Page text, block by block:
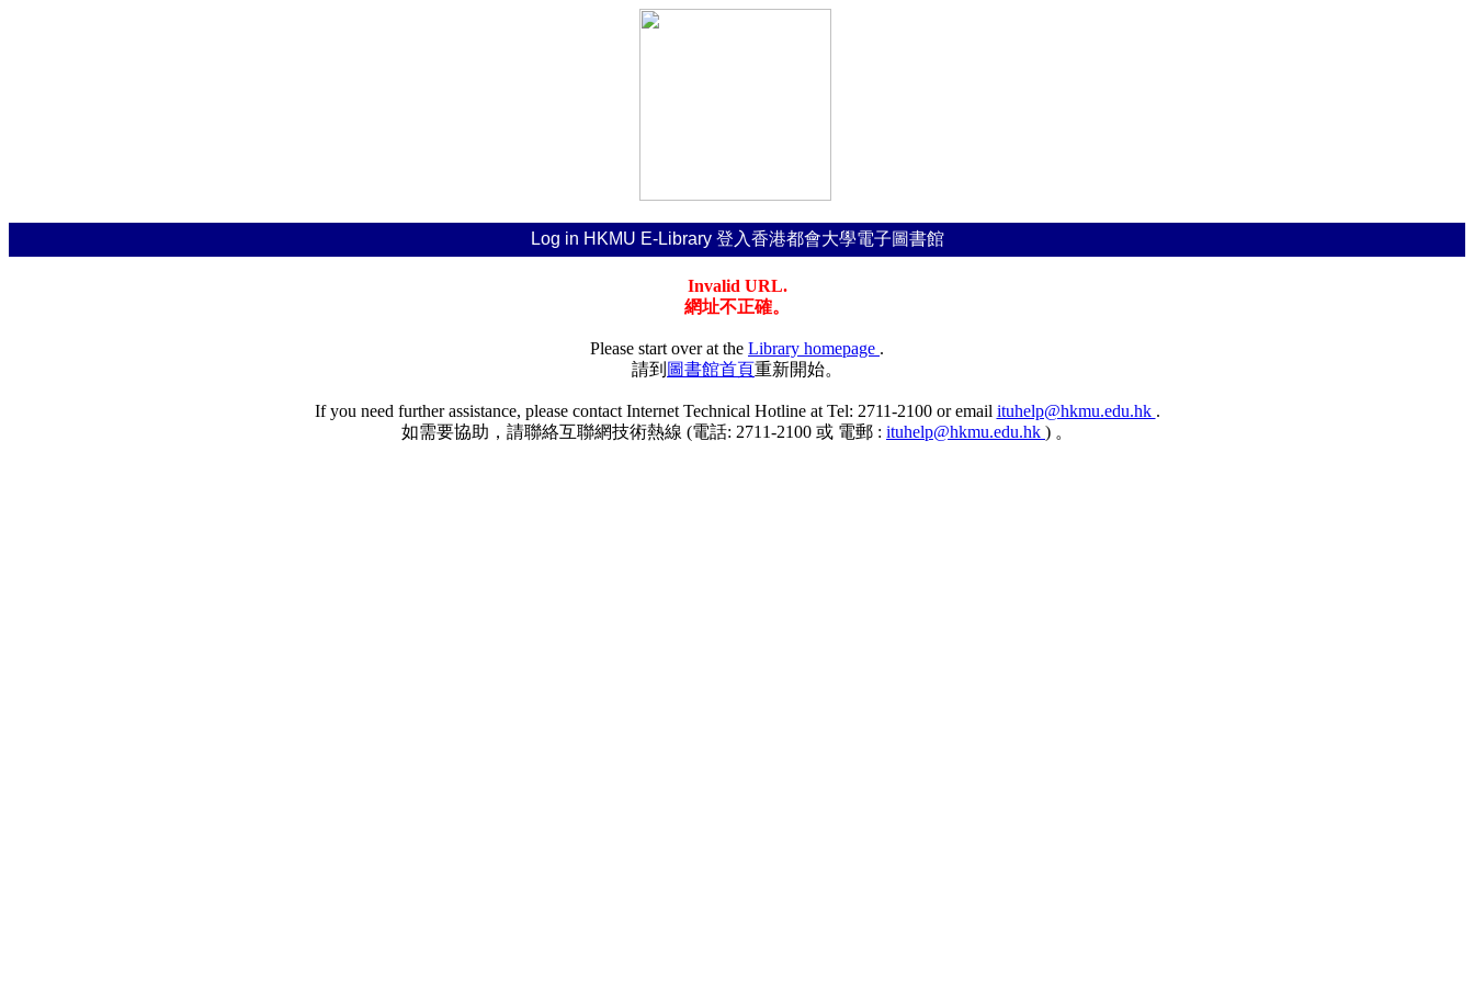
Log in HKMU E-Library 登入香港都會大學電子圖書館
Invalid URL.
網址不正確。
Please start over at the Library homepage .
請到 圖書館首頁重新開始。
If you need further assistance, please contact Internet Technical Hotline at Tel: 2711-2100 or email ituhelp@hkmu.edu.hk .
如需要協助，請聯絡互聯網技術熱線 (電話: 2711-2100 或 電郵 : ituhelp@hkmu.edu.hk ) 。